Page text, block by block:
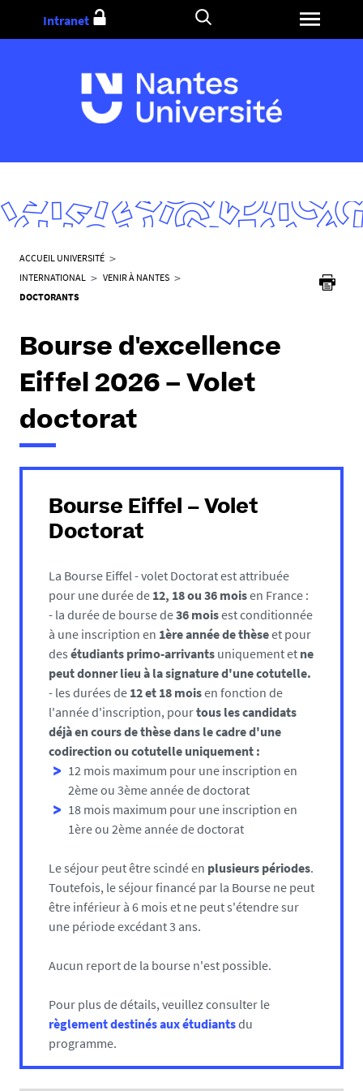
Aller
Intranet
V
o
u
ê
t
e
s
i
c
i
ACCUEIL UNIVERSITÉ
INTERNATIONAL
VENIR À NANTES
DOCTORANTS
Bourse d'excellence
Eiffel 2026 – Volet
doctorat
Bourse Eiffel – Volet
Doctorat
La Bourse Eiffel - volet Doctorat est attribuée
pour une durée de 12, 18 ou 36 moisen France :
- la durée de bourse de36 moisest conditionnée
à une inscription en 1ère année de thèseet pour
des étudiants primo-arrivants uniquement et ne
peut donner lieu à la signature d'une cotutelle.
- les durées de 12 et 18 moisen fonction de
l'année d'inscription, pourtous lescandidats
déjà en cours de thèse dans le cadre d'une
codirection ou cotutelle uniquement :
12 mois maximum pour une inscription en
2ème ou 3ème année de doctorat
18 mois maximum pour une inscription en
1ère ou 2ème année de doctorat
Le séjour peut être scindé en plusieurs périodes.
Toutefois, le séjour financé par la Bourse ne peut
être inférieur à 6 mois et ne peut s'étendre sur
une période excédant 3 ans.
Aucun report de la bourse n'est possible.
Pour plus de détails, veuillez consulter le
règlement destinés aux étudiantsdu
programme.